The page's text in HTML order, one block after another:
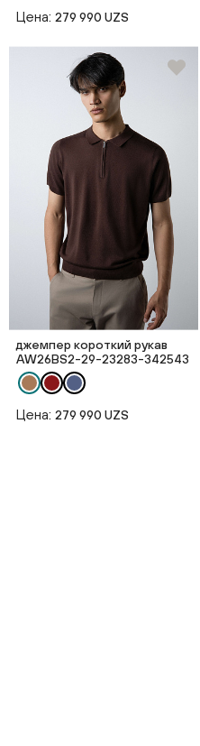
Цена: 279 990 UZS
джемпер короткий рукав
AW26BS2-29-23283-342543
Цена: 279 990 UZS